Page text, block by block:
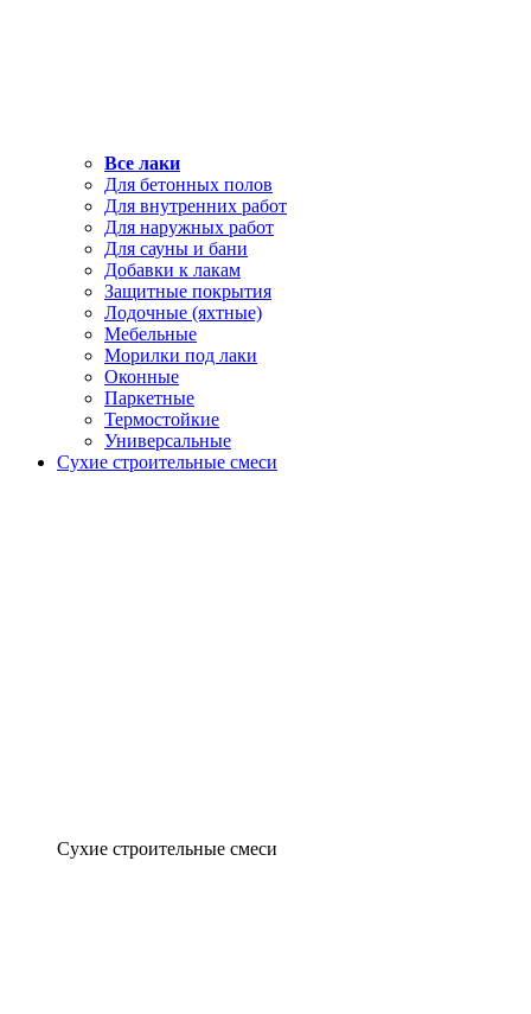
Все лаки
Для бетонных полов
Для внутренних работ
Для наружных работ
Для сауны и бани
Добавки к лакам
Защитные покрытия
Лодочные (яхтные)
Мебельные
Морилки под лаки
Оконные
Паркетные
Термостойкие
Универсальные
Сухие строительные смеси
Сухие строительные смеси